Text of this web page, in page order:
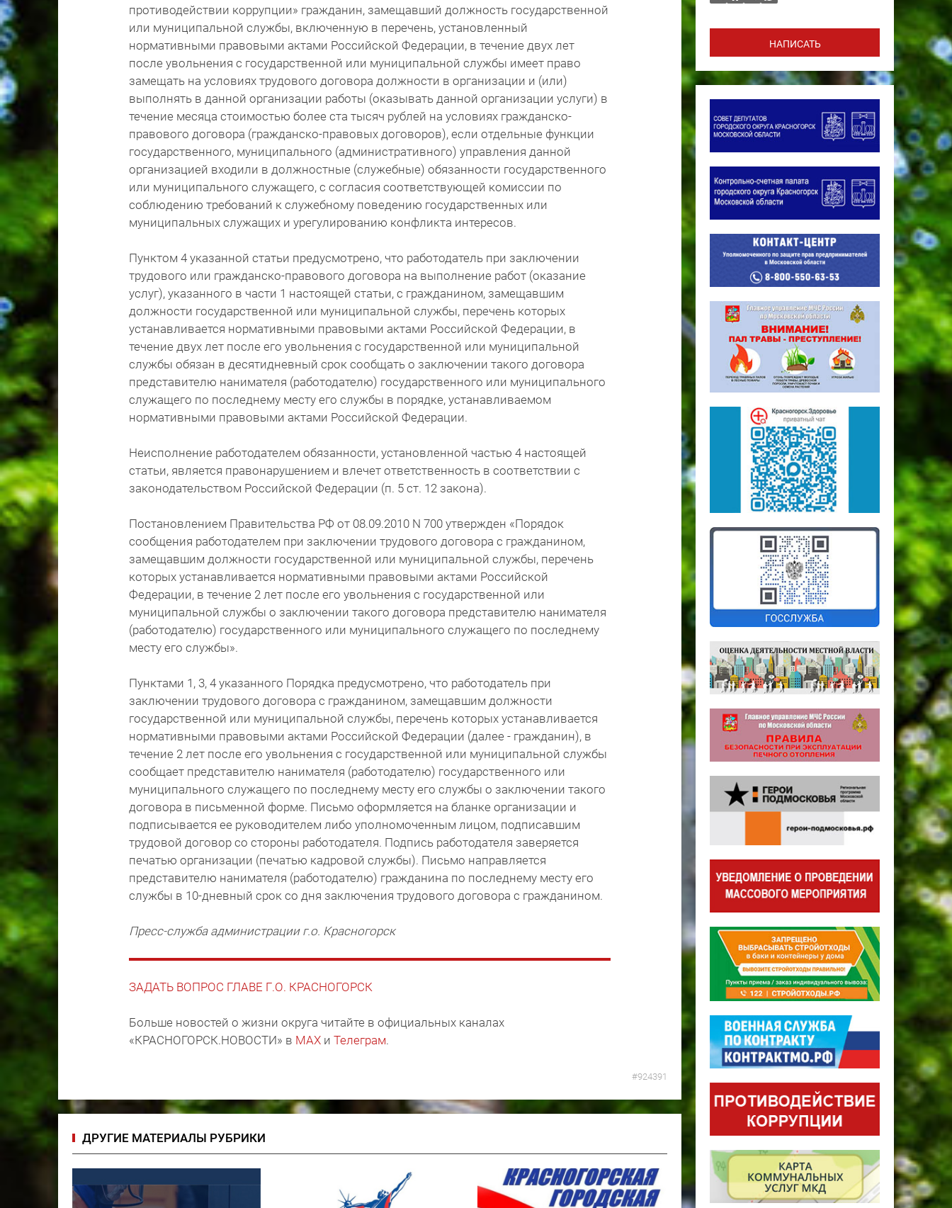
противодействии коррупции» гражданин, замещавший должность государственной
или муниципальной службы, включенную в перечень, установленный
нормативными правовыми актами Российской Федерации, в течение двух лет
после увольнения с государственной или муниципальной службы имеет право
замещать на условиях трудового договора должности в организации и (или)
выполнять в данной организации работы (оказывать данной организации услуги) в
течение месяца стоимостью более ста тысяч рублей на условиях гражданско-
правового договора (гражданско-правовых договоров), если отдельные функции
государственного, муниципального (административного) управления данной
организацией входили в должностные (служебные) обязанности государственного
или муниципального служащего, с согласия соответствующей комиссии по
соблюдению требований к служебному поведению государственных или
муниципальных служащих и урегулированию конфликта интересов.
Пунктом 4 указанной статьи предусмотрено, что работодатель при заключении
трудового или гражданско-правового договора на выполнение работ (оказание
услуг), указанного в части 1 настоящей статьи, с гражданином, замещавшим
должности государственной или муниципальной службы, перечень которых
устанавливается нормативными правовыми актами Российской Федерации, в
течение двух лет после его увольнения с государственной или муниципальной
службы обязан в десятидневный срок сообщать о заключении такого договора
представителю нанимателя (работодателю) государственного или муниципального
служащего по последнему месту его службы в порядке, устанавливаемом
нормативными правовыми актами Российской Федерации.
Неисполнение работодателем обязанности, установленной частью 4 настоящей
статьи, является правонарушением и влечет ответственность в соответствии с
законодательством Российской Федерации (п. 5 ст. 12 закона).
Постановлением Правительства РФ от 08.09.2010 N 700 утвержден «Порядок
сообщения работодателем при заключении трудового договора с гражданином,
замещавшим должности государственной или муниципальной службы, перечень
которых устанавливается нормативными правовыми актами Российской
Федерации, в течение 2 лет после его увольнения с государственной или
муниципальной службы о заключении такого договора представителю нанимателя
(работодателю) государственного или муниципального служащего по последнему
месту его службы».
Пунктами 1, 3, 4 указанного Порядка предусмотрено, что работодатель при
заключении трудового договора с гражданином, замещавшим должности
государственной или муниципальной службы, перечень которых устанавливается
нормативными правовыми актами Российской Федерации (далее - гражданин), в
течение 2 лет после его увольнения с государственной или муниципальной службы
сообщает представителю нанимателя (работодателю) государственного или
муниципального служащего по последнему месту его службы о заключении такого
договора в письменной форме. Письмо оформляется на бланке организации и
подписывается ее руководителем либо уполномоченным лицом, подписавшим
трудовой договор со стороны работодателя. Подпись работодателя заверяется
печатью организации (печатью кадровой службы). Письмо направляется
представителю нанимателя (работодателю) гражданина по последнему месту его
службы в 10-дневный срок со дня заключения трудового договора с гражданином.
Пресс-служба администрации г.о. Красногорск
ЗАДАТЬ ВОПРОС ГЛАВЕ Г.О. КРАСНОГОРСК
Больше новостей о жизни округа читайте в официальных каналах
«КРАСНОГОРСК.НОВОСТИ» в MAX и Телеграм.
#924391
ДРУГИЕ МАТЕРИАЛЫ РУБРИКИ
НАПИСАТЬ